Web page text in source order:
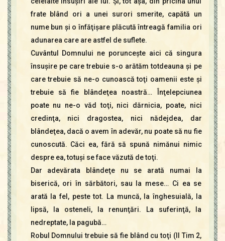
frate blând ori a unei surori smerite, capătă un
nume bun şi o înfăţişare plăcută întreagă familia ori
adunarea care are astfel de suflete.
Cuvântul Domnului ne porunceşte aici că singura
însuşire pe care trebuie s-o arătăm totdeauna şi pe
care trebuie să ne-o cunoască toţi oamenii este şi
trebuie să fie blândeţea noastră… Înţelepciunea
poate nu ne-o văd toţi, nici dărnicia, poate, nici
credinţa, nici dragostea, nici nădejdea, dar
blândeţea, dacă o avem în adevăr, nu poate să nu fie
cunoscută. Căci ea, fără să spună nimănui nimic
despre ea, totuşi se face văzută de toţi.
Dar adevărata blândeţe nu se arată numai la
biserică, ori în sărbători, sau la mese… Ci ea se
arată la fel, peste tot. La muncă, la înghesuială, la
lipsă, la osteneli, la renunţări. La suferinţă, la
nedreptate, la pagubă…
Robul Domnului trebuie să fie blând cu toţi (II Tim 2,